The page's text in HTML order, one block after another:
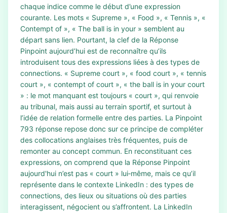
chaque indice comme le début d’une expression
courante. Les mots « Supreme », « Food », « Tennis », «
Contempt of », « The ball is in your » semblent au
départ sans lien. Pourtant, la clef de la Réponse
Pinpoint aujourd’hui est de reconnaître qu’ils
introduisent tous des expressions liées à des types de
connections. « Supreme court », « food court », « tennis
court », « contempt of court », « the ball is in your court
» : le mot manquant est toujours « court », qui renvoie
au tribunal, mais aussi au terrain sportif, et surtout à
l’idée de relation formelle entre des parties. La Pinpoint
793 réponse repose donc sur ce principe de compléter
des collocations anglaises très fréquentes, puis de
remonter au concept commun. En reconstituant ces
expressions, on comprend que la Réponse Pinpoint
aujourd'hui n’est pas « court » lui‑même, mais ce qu’il
représente dans le contexte LinkedIn : des types de
connections, des lieux ou situations où des parties
interagissent, négocient ou s’affrontent. La LinkedIn